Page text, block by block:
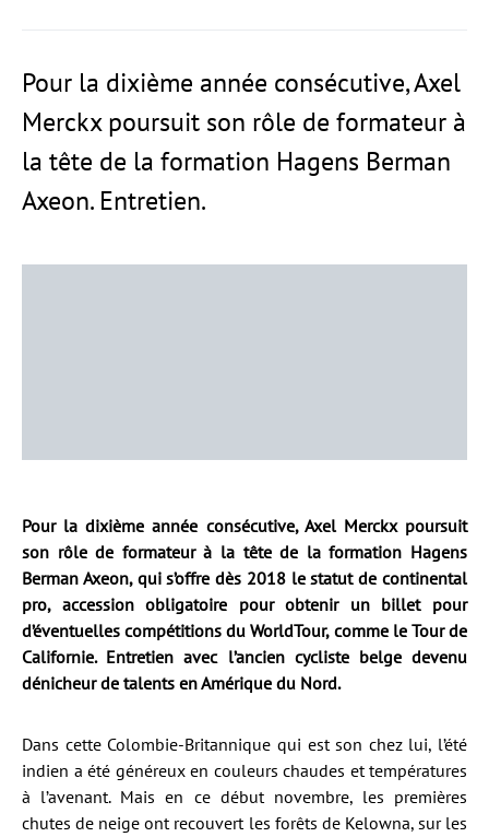
Pour la dixième année consécutive, Axel
Merckx poursuit son rôle de formateur à
la tête de la formation Hagens Berman
Axeon. Entretien.
Pour la dixième année consécutive, Axel Merckx poursuit
son rôle de formateur à la tête de la formation Hagens
Berman Axeon, qui s’offre dès 2018 le statut de continental
pro, accession obligatoire pour obtenir un billet pour
d’éventuelles compétitions du WorldTour, comme le Tour de
Californie. Entretien avec l’ancien cycliste belge devenu
dénicheur de talents en Amérique du Nord.
Dans cette Colombie-Britannique qui est son chez lui, l’été
indien a été généreux en couleurs chaudes et températures
à l’avenant. Mais en ce début novembre, les premières
chutes de neige ont recouvert les forêts de Kelowna, sur les